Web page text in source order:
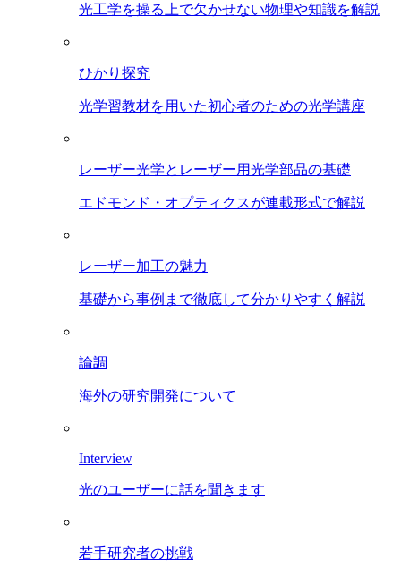
光工学を操る上で欠かせない物理や知識を解説
ひかり探究
光学習教材を用いた初心者のための光学講座
レーザー光学とレーザー用光学部品の基礎
エドモンド・オプティクスが連載形式で解説
レーザー加工の魅力
基礎から事例まで徹底して分かりやすく解説
論調
海外の研究開発について
Interview
光のユーザーに話を聞きます
若手研究者の挑戦